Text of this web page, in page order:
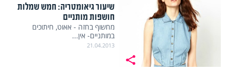
שיעור גיאומטריה: חמש שמלות
חושפות מותניים
מחשוף בחזה - אאוט, חיתוכים
במותניים- אין...
21.04.2013